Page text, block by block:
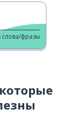
слова/фразы